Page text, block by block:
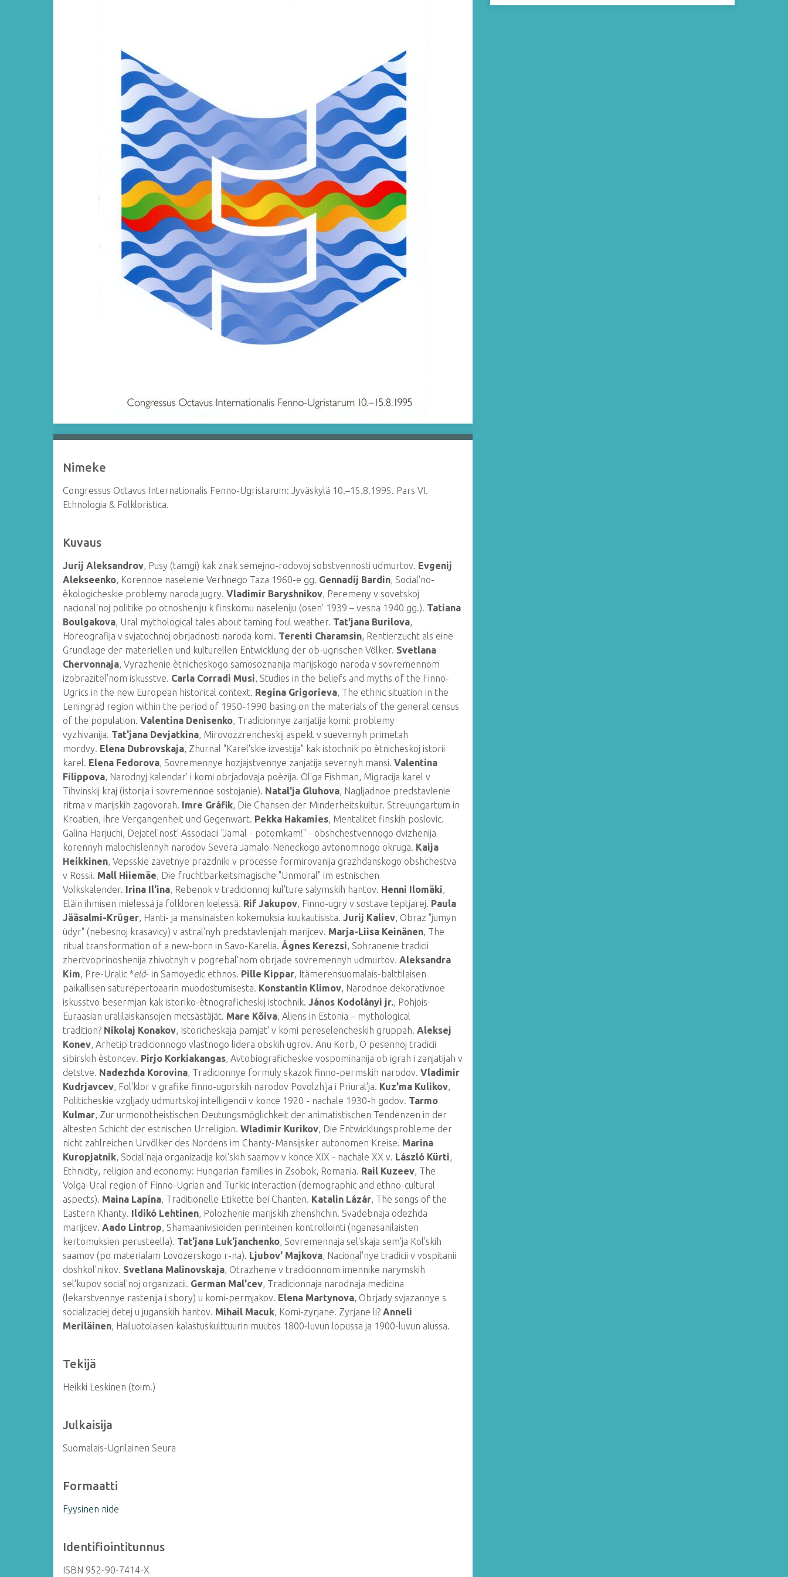
Nimeke
Congressus Octavus Internationalis Fenno-Ugristarum: Jyväskylä 10.–15.8.1995. Pars VI.
Ethnologia & Folkloristica.
Kuvaus
Jurij Aleksandrov, Pusy (tamgi) kak znak semejno-rodovoj sobstvennosti udmurtov. Evgenij
Alekseenko, Korennoe naselenie Verhnego Taza 1960-e gg. Gennadij Bardin, Social'no-
èkologicheskie problemy naroda jugry.Vladimir Baryshnikov, Peremeny v sovetskoj
nacional'noj politike po otnosheniju k finskomu naseleniju (osen' 1939 – vesna 1940 gg.). Tatiana
Boulgakova, Ural mythological tales about taming foul weather. Tat'jana Burilova,
Horeografija v svjatochnoj obrjadnosti naroda komi. Terenti Charamsin, Rentierzucht als eine
Grundlage der materiellen und kulturellen Entwicklung der ob-ugrischen Völker. Svetlana
Chervonnaja, Vyrazhenie ètnicheskogo samosoznanija marijskogo naroda v sovremennom
izobrazitel'nom iskusstve. Carla Corradi Musi, Studies in the beliefs and myths of the Finno-
Ugrics in the new European historical context. Regina Grigorieva, The ethnic situation in the
Leningrad region within the period of 1950-1990 basing on the materials of the general census
of the population.Valentina Denisenko, Tradicionnye zanjatija komi: problemy
vyzhivanija. Tat'jana Devjatkina, Mirovozzrencheskij aspekt v suevernyh primetah
mordvy. Elena Dubrovskaja, Zhurnal "Karel'skie izvestija" kak istochnik po ètnicheskoj istorii
karel. Elena Fedorova, Sovremennye hozjajstvennye zanjatija severnyh mansi.Valentina
Filippova, Narodnyj kalendar' i komi obrjadovaja poèzija. Ol'ga Fishman, Migracija karel v
Tihvinskij kraj (istorija i sovremennoe sostojanie). Natal'ja Gluhova, Nagljadnoe predstavlenie
ritma v marijskih zagovorah. Imre Gráfik, Die Chansen der Minderheitskultur. Streuungartum in
Kroatien, ihre Vergangenheit und Gegenwart. Pekka Hakamies, Mentalitet finskih poslovic.
Galina Harjuchi, Dejatel'nost' Associacii "Jamal - potomkam!" - obshchestvennogo dvizhenija
korennyh malochislennyh narodov Severa Jamalo-Neneckogo avtonomnogo okruga. Kaija
Heikkinen, Vepsskie zavetnye prazdniki v processe formirovanija grazhdanskogo obshchestva
v Rossii. Mall Hiiemäe, Die fruchtbarkeitsmagische "Unmoral" im estnischen
Volkskalender. Irina Il'ina, Rebenok v tradicionnoj kul'ture salymskih hantov. Henni Ilomäki,
Eläin ihmisen mielessä ja folkloren kielessä. Rif Jakupov, Finno-ugry v sostave teptjarej. Paula
Jääsalmi-Krüger, Hanti- ja mansinaisten kokemuksia kuukautisista.Jurij Kaliev, Obraz "jumyn
üdyr" (nebesnoj krasavicy) v astral'nyh predstavlenijah marijcev. Marja-Liisa Keinänen, The
ritual transformation of a new-born in Savo-Karelia.Ágnes Kerezsi, Sohranenie tradicii
zhertvoprinoshenija zhivotnyh v pogrebal'nom obrjade sovremennyh udmurtov.Aleksandra
Kim, Pre-Uralic *elä- in Samoyedic ethnos. Pille Kippar, Itämerensuomalais-balttilaisen
paikallisen saturepertoaarin muodostumisesta. Konstantin Klimov, Narodnoe dekorativnoe
iskusstvo besermjan kak istoriko-ètnograficheskij istochnik.János Kodolányi jr., Pohjois-
Euraasian uralilaiskansojen metsästäjät. Mare Kõiva, Aliens in Estonia – mythological
tradition? Nikolaj Konakov, Istoricheskaja pamjat' v komi pereselencheskih gruppah.Aleksej
Konev, Arhetip tradicionnogo vlastnogo lidera obskih ugrov. Anu Korb, O pesennoj tradicii
sibirskih èstoncev. Pirjo Korkiakangas, Avtobiograficheskie vospominanija ob igrah i zanjatijah v
detstve. Nadezhda Korovina, Tradicionnye formuly skazok finno-permskih narodov.Vladimir
Kudrjavcev, Fol'klor v grafike finno-ugorskih narodov Povolzh'ja i Priural'ja. Kuz'ma Kulikov,
Politicheskie vzgljady udmurtskoj intelligencii v konce 1920 - nachale 1930-h godov. Tarmo
Kulmar, Zur urmonotheistischen Deutungsmöglichkeit der animatistischen Tendenzen in der
ältesten Schicht der estnischen Urreligion.Wladimir Kurikov, Die Entwicklungsprobleme der
nicht zahlreichen Urvölker des Nordens im Chanty-Mansijsker autonomen Kreise. Marina
Kuropjatnik, Social'naja organizacija kol'skih saamov v konce XIX - nachale XX v. László Kürti,
Ethnicity, religion and economy: Hungarian families in Zsobok, Romania. Rail Kuzeev, The
Volga-Ural region of Finno-Ugrian and Turkic interaction (demographic and ethno-cultural
aspects). Maina Lapina, Traditionelle Etikette bei Chanten. Katalin Lázár, The songs of the
Eastern Khanty. Ildikó Lehtinen, Polozhenie marijskih zhenshchin. Svadebnaja odezhda
marijcev.Aado Lintrop, Shamaanivisioiden perinteinen kontrollointi (nganasanilaisten
kertomuksien perusteella). Tat'jana Luk'janchenko, Sovremennaja sel'skaja sem'ja Kol'skih
saamov (po materialam Lovozerskogo r-na). Ljubov' Majkova, Nacional'nye tradicii v vospitanii
doshkol'nikov. Svetlana Malinovskaja, Otrazhenie v tradicionnom imennike narymskih
sel'kupov social'noj organizacii. German Mal'cev, Tradicionnaja narodnaja medicina
(lekarstvennye rastenija i sbory) u komi-permjakov. Elena Martynova, Obrjady svjazannye s
socializaciej detej u juganskih hantov. Mihail Macuk, Komi-zyrjane. Zyrjane li?Anneli
Meriläinen, Hailuotolaisen kalastuskulttuurin muutos 1800-luvun lopussa ja 1900-luvun alussa.
Tekijä
Heikki Leskinen (toim.)
Julkaisija
Suomalais-Ugrilainen Seura
Formaatti
Fyysinen nide
Identifiointitunnus
ISBN 952-90-7414-X